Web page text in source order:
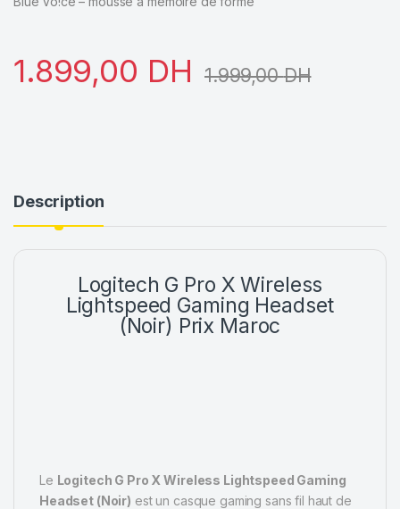
1.899,00 DH 1.999,00DH
Description
Logitech G Pro X Wireless
Lightspeed Gaming Headset
(Noir) Prix Maroc
Le Logitech G Pro X Wireless Lightspeed Gaming
Headset (Noir) est un casque gaming sans fil haut de